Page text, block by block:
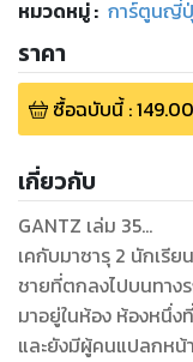
หมวดหมู่: การ์ตูนญี่
ราคา
ซื้อฉบับนี้:149.00
เกี่ยวกับ
GANTZ เล่ม 35...
เคกับมาซารุ 2 นักเรี
ชายที่ตกลงไปบนทาง
มาอยู่ในห้อง ห้องหนึ่
และยังมีผู้คนแปลกห